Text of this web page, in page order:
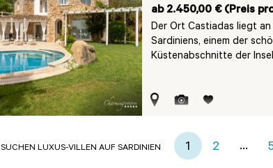
ab 2.450,00 € (Preis
Der Ort Castiadas liegt
Sardiniens, einem der
Küstenabschnitte der
SUCHEN LUXUS-VILLEN AUF SARDINIEN 1 2 ...